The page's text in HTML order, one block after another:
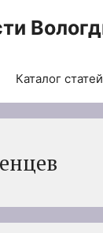
Каталог статей